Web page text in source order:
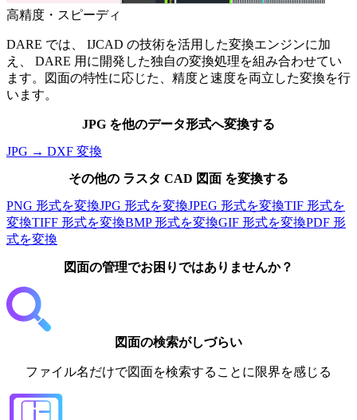
高精度・スピーディ
DARE では、 IJCAD の技術を活用した変換エンジンに加
え、 DARE 用に開発した独自の変換処理を組み合わせてい
ます。図面の特性に応じた、精度と速度を両立した変換を行
います。
JPG を他のデータ形式へ変換する
JPG → DXF 変換
その他の ラスタ CAD 図面 を変換する
PNG 形式を変換JPG 形式を変換JPEG 形式を変換TIF 形式を
変換TIFF 形式を変換BMP形式を変換GIF 形式を変換PDF 形
式を変換
図面の管理でお困りではありませんか？
図面の検索がしづらい
ファイル名だけで図面を検索することに限界を感じる